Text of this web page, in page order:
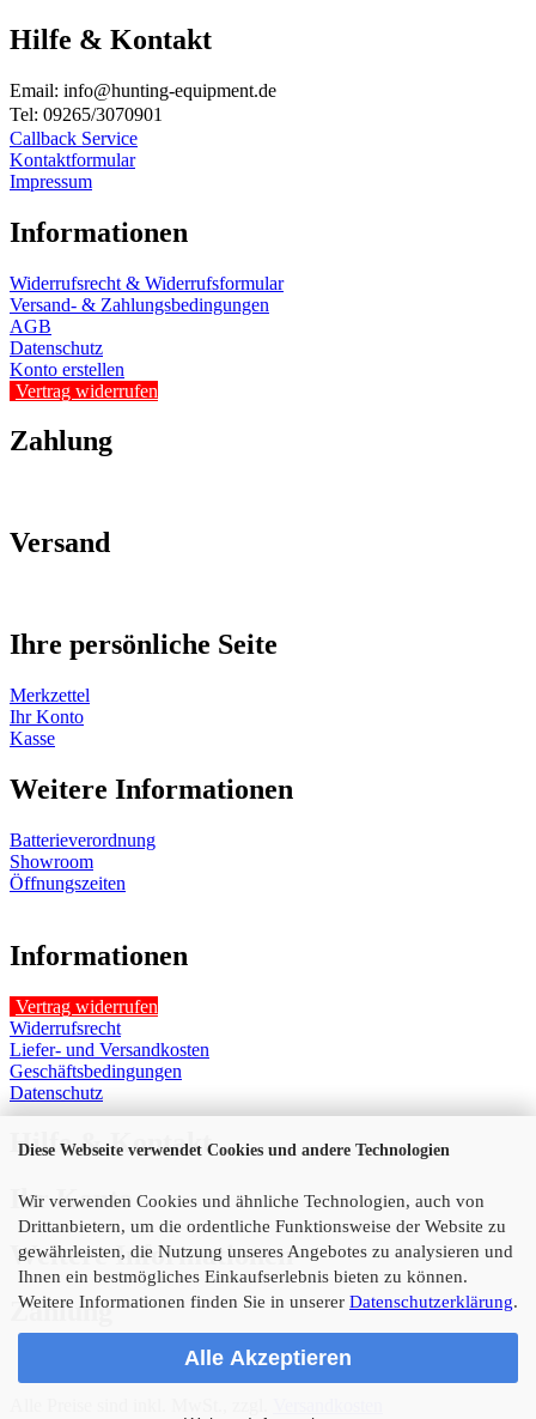
Diese Webseite verwendet Cookies und andere Technologien
Wir verwenden Cookies und ähnliche Technologien, auch von
Drittanbietern, um die ordentliche Funktionsweise der Website zu
gewährleisten, die Nutzung unseres Angebotes zu analysieren und
Ihnen ein bestmögliches Einkaufserlebnis bieten zu können.
Weitere Informationen finden Sie in unserer Datenschutzerklärung.
Alle Akzeptieren
Hilfe & Kontakt
Email: info@hunting-equipment.de
Tel: 09265/3070901
Callback Service
Kontaktformular
Impressum
Informationen
Widerrufsrecht & Widerrufsformular
Versand- & Zahlungsbedingungen
AGB
Datenschutz
Konto erstellen
Vertrag widerrufen
Zahlung
Versand
Ihre persönliche Seite
Merkzettel
Ihr Konto
Kasse
Weitere Informationen
Batterieverordnung
Showroom
Öffnungszeiten
Informationen
Vertrag widerrufen
Widerrufsrecht
Liefer- und Versandkosten
Geschäftsbedingungen
Datenschutz
Hilfe & Kontakt
Ihr Konto
Weitere Informationen
Zahlung